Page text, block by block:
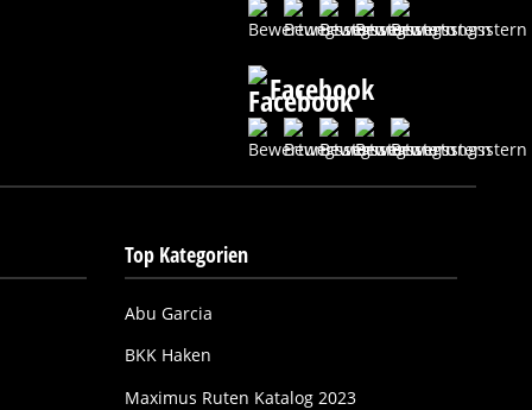
Facebook
Top Kategorien
Abu Garcia
BKK Haken
Maximus Ruten Katalog 2023